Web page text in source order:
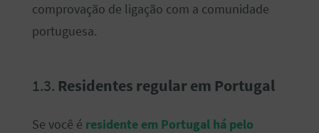
comprovação de ligação com a comunidade
portuguesa.
1.3. Residentes regular em Portugal
Se você é residente em Portugal há pelo